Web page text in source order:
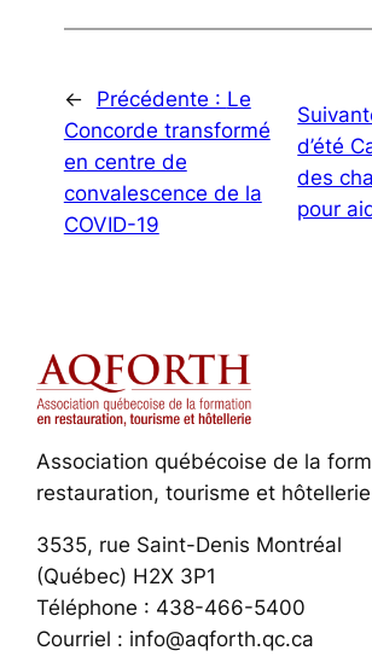
← Précédente : Le
Concorde transformé
en centre de
convalescence de la
COVID-19
d’été
des
pour
Association québécoise de la
restauration, tourisme et hôtellerie
3535, rue Saint-Denis Montréal
(Québec) H2X 3P1
Téléphone : 438-466-5400
Courriel : info@aqforth.qc.ca